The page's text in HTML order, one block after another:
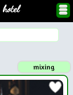
mixing